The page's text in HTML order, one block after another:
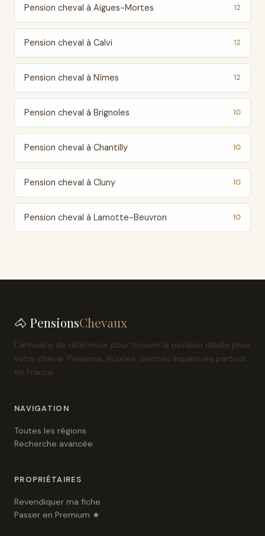
Pension cheval à Aigues-Mortes 12
Pension cheval à Calvi 12
Pension cheval à Nîmes 12
Pension cheval à Brignoles 10
Pension cheval à Chantilly 10
Pension cheval à Cluny 10
Pension cheval à Lamotte-Beuvron 10
🐴 PensionsChevaux
L'annuaire de référence pour trouver la pension idéale pour
votre cheval. Pensions, écuries, centres équestres partout
en France.
NAVIGATION
Toutes les régions
Recherche avancée
PROPRIÉTAIRES
Revendiquer ma fiche
Passer en Premium ★